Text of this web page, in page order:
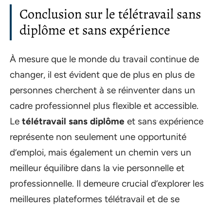
Conclusion sur le télétravail sans
diplôme et sans expérience
À mesure que le monde du travail continue de
changer, il est évident que de plus en plus de
personnes cherchent à se réinventer dans un
cadre professionnel plus flexible et accessible.
Le télétravail sans diplôme et sans expérience
représente non seulement une opportunité
d’emploi, mais également un chemin vers un
meilleur équilibre dans la vie personnelle et
professionnelle. Il demeure crucial d’explorer les
meilleures plateformes télétravail et de se